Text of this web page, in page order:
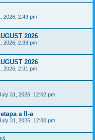
2026, 2:49 pm
2026
2026, 2:33 pm
2026
2026, 2:31 pm
31, 2026, 12:02 pm
a II-a
31, 2026, 12:00 pm